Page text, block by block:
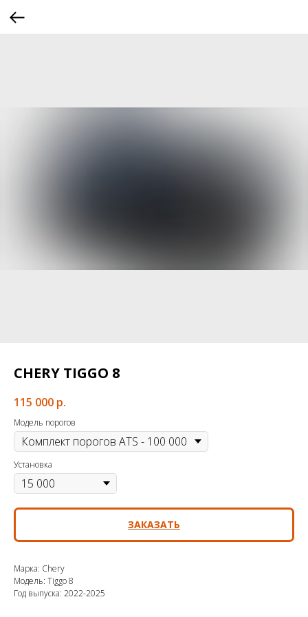
CHERY TIGGO 8
115 000 р.
Модель порогов
Установка
ЗАКАЗАТЬ
Марка: Chery
Модель: Tiggo 8
Год выпуска: 2022-2025